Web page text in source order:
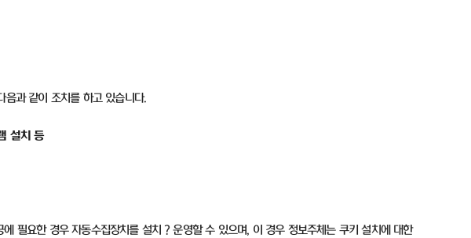
음과 같이 조치를 하고 있습니다.
설치 등
필요한 경우 자동수집장치를 설치 ？운영할 수 있으며, 이 경우 정보주체는 쿠키 설치에 대한